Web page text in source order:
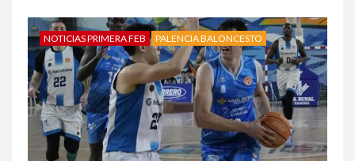
NOTICIAS PRIMERA FEB PALENCIA BALONCESTO